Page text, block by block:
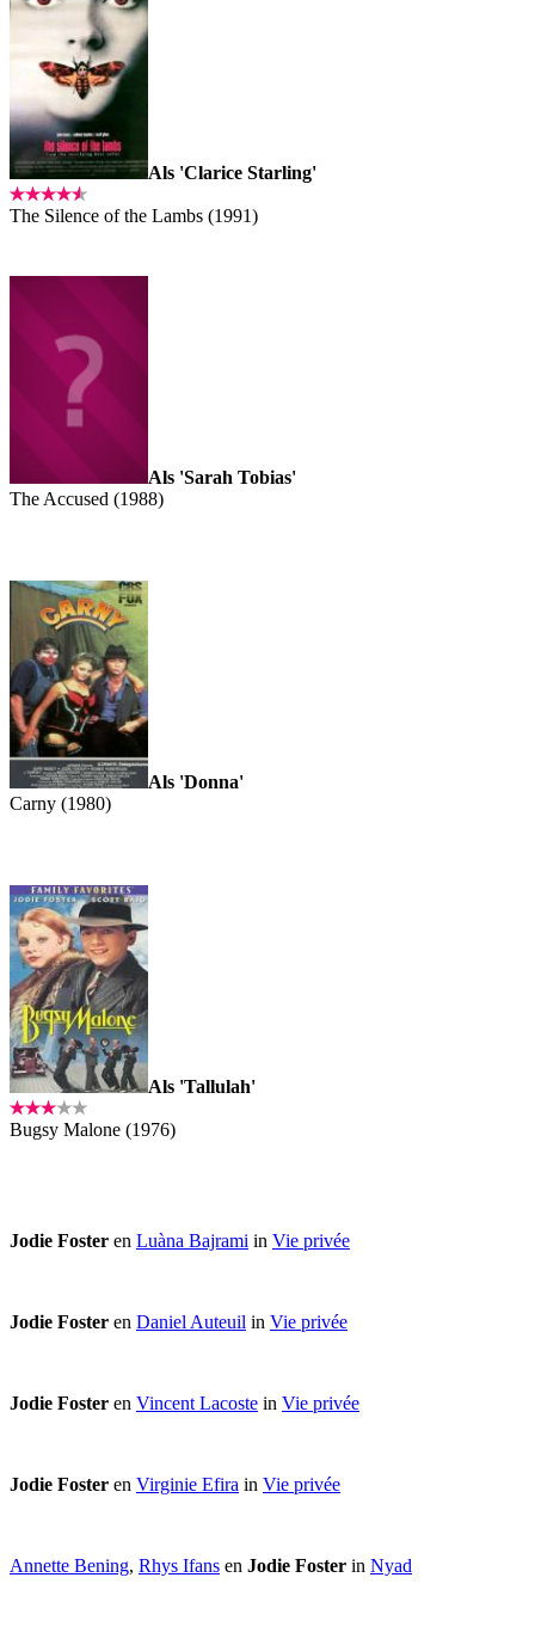
Als 'Clarice Starling'
The Silence of the Lambs (1991)
Als 'Sarah Tobias'
The Accused (1988)
Als 'Donna'
Carny (1980)
Als 'Tallulah'
Bugsy Malone (1976)
Jodie Foster en Luàna Bajrami in Vie privée
Jodie Foster en Daniel Auteuil in Vie privée
Jodie Foster en Vincent Lacoste in Vie privée
Jodie Foster en Virginie Efira in Vie privée
Annette Bening, Rhys Ifans en Jodie Foster in Nyad